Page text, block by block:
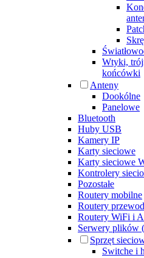
Wtyki,
końcówki
Anteny
Dookólne
Panelowe
Bluetooth
Huby USB
Kamery IP
Karty sieciowe
Karty sieciowe
Kontrolery
Pozostałe
Routery mobilne
Routery
Routery WiFi i
Serwery plików
Sprzęt
Switche i